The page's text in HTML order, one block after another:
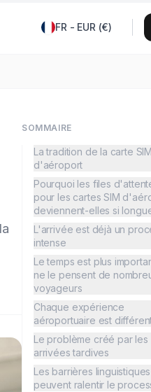
FR - EUR (€)
SOMMAIRE
La tradition de la carte SIM
d'aéroport
Pourquoi les files
pour les cartes SIM
deviennent-elles si
L'arrivée est déjà un
intense
Le temps est plus
ne le pensent de
voyageurs
Chaque expérience
aéroportuaire est
Le problème créé par les
arrivées tardives
Les barrières linguistiques
peuvent ralentir le